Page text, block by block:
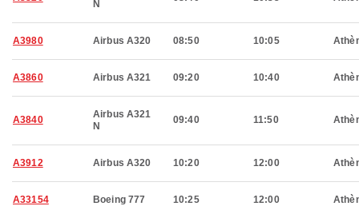
N
A3980 Airbus A320 08:50 10:05
A3860 Airbus A321 09:20 10:40
A3840
Airbus A321
N
09:40 11:50
A3912 Airbus A320 10:20 12:00
A33154 Boeing 777 10:25 12:00